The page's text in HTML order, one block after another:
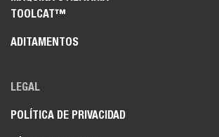
TOOLCAT™
ADITAMENTOS
LEGAL
POLÍTICA DE PRIVACIDAD